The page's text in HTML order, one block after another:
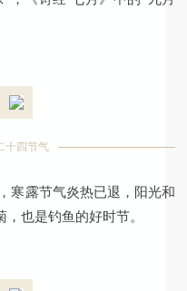
十四节气
寒露节气炎热已退，阳光和
也是钓鱼的好时节。